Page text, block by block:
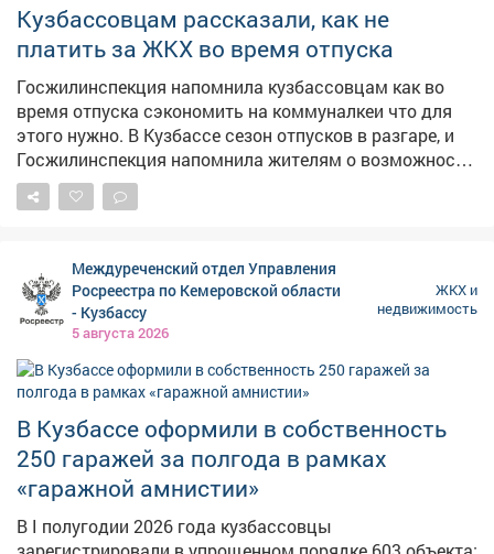
Кузбассовцам рассказали, как не
платить за ЖКХ во время отпуска
Госжилинспекция напомнила кузбассовцам как во
время отпуска сэкономить на коммуналкеи что для
этого нужно. В Кузбассе сезон отпусков в разгаре, и
Госжилинспекция напомнила жителям о возможности
сэкономить на коммуналке. Перерасчёт можно
сделать, если вас не было дома пять и более дней. Без
возможен только при отсутствии счётчиков. Не
получится сэкономить на отоплении, содержании
жилья, капремонте и общедомовых нуждах – эти
подтвердить отсутствие, нужны билеты, счета из
гостиницы или справка из СНТ. Заявление подаётся в
течение 30 дней после возвращения, перерасчёт
можно сделать максимум за полгода.
Междуреченский отдел Управления
Росреестра по Кемеровской области
- Кузбассу
5 августа 2026
ЖКХ и
недвижимость
В Кузбассе оформили в собственность
250 гаражей за полгода в рамках
«гаражной амнистии»
В I полугодии 2026 года кузбассовцы